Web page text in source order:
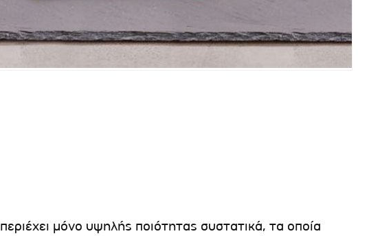
περιέχει μόνο υψηλής ποιότητας συστατικά, τα οποία